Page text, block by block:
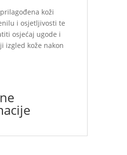
koži
i osjetljivosti te
osjećaj ugode i
izgled kože nakon